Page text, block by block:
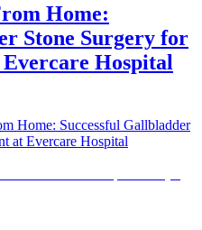
Home:
Stone Surgery for
Hospital
Home: Successful Gallbladder
at Evercare Hospital